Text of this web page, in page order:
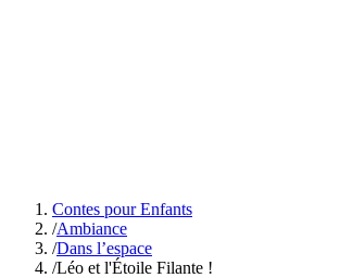
Contes pour Enfants
/Ambiance
/Dans l’espace
/Léo et l'Étoile Filante !